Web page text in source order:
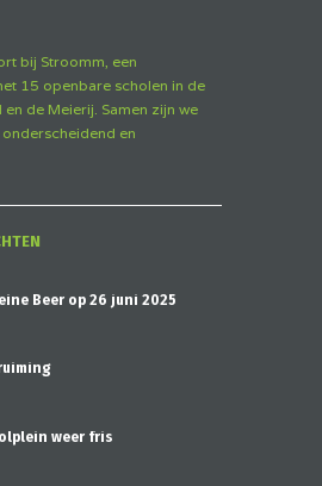
bij Stroomm, een
15 openbare scholen in de
de Meierij. Samen zijn we
en
Beer op 26 juni 2025
weer fris